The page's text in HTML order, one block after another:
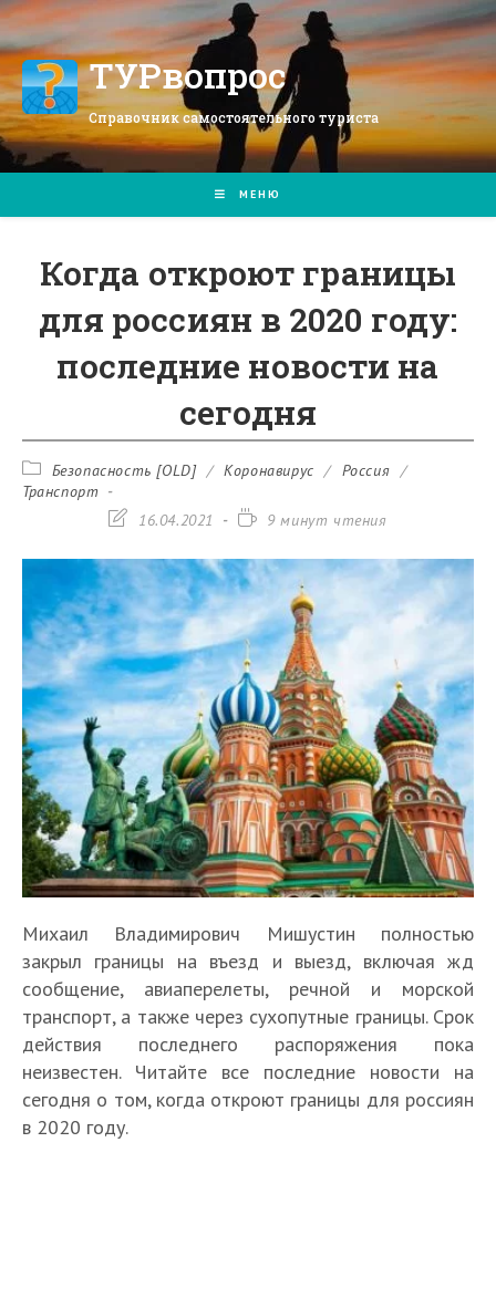
Перейти
к
содержимомуТУРвопрос
Справочник самостоятельного туриста
МЕНЮ
Когда откроют границы
для россиян в 2020 году:
последние новости на
сегодня
Рубрика
записи:
Безопасность [OLD] / Коронавирус / Россия /
Транспорт
Запись16.04.2021
Время9 минут чтения
Михаил Владимирович Мишустин полностью
закрыл границы на въезд и выезд, включая жд
сообщение, авиаперелеты, речной и морской
транспорт, а также через сухопутные границы. Срок
действия последнего распоряжения пока
неизвестен. Читайте все последние новости на
сегодня о том, когда откроют границы для россиян
в 2020 году.